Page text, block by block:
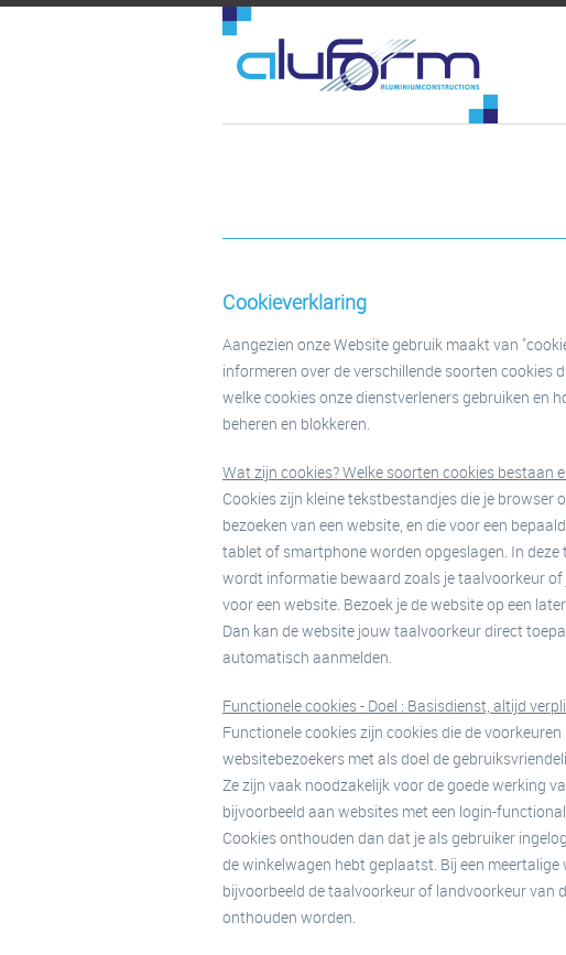
Cookieverklaring
Aangezien onze Website gebruik maakt van
informeren over de verschillende soorten cookies
welke cookies onze dienstverleners gebruiken en
beheren en blokkeren.
Wat zijn cookies? Welke soorten cookies bestaan
Cookies zijn kleine tekstbestandjes die je browser
bezoeken van een website, en die voor een
tablet of smartphone worden opgeslagen. In
wordt informatie bewaard zoals je taalvoorkeur of
voor een website. Bezoek je de website op een
Dan kan de website jouw taalvoorkeur direct
automatisch aanmelden.
Functionele cookies - Doel : Basisdienst, altijd
Functionele cookies zijn cookies die de
websitebezoekers met als doel de
Ze zijn vaak noodzakelijk voor de goede werking
bijvoorbeeld aan websites met een login-
Cookies onthouden dan dat je als gebruiker
de winkelwagen hebt geplaatst. Bij een meertalige
bijvoorbeeld de taalvoorkeur of landvoorkeur van
onthouden worden.